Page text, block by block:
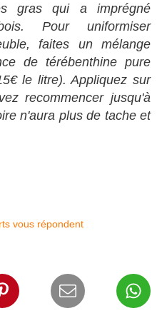
gras qui a imprégné
Pour uniformiser
faites un mélange
de térébenthine pure
le litre). Appliquez sur
recommencer jusqu'à
n'aura plus de tache et
vous répondent